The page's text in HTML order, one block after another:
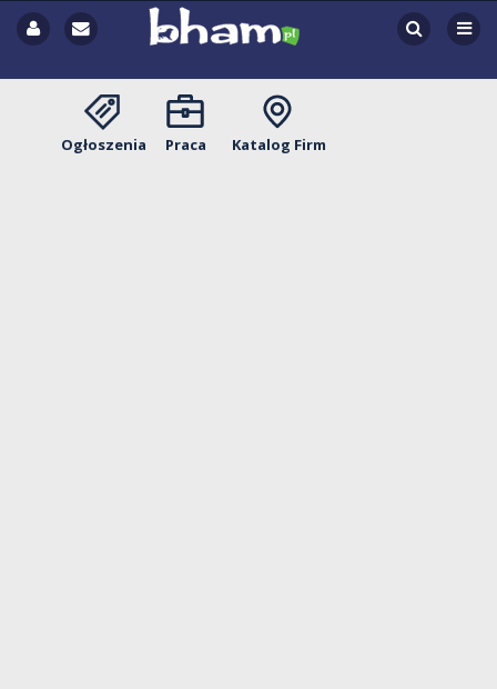
Ogłoszenia Praca Katalog Firm